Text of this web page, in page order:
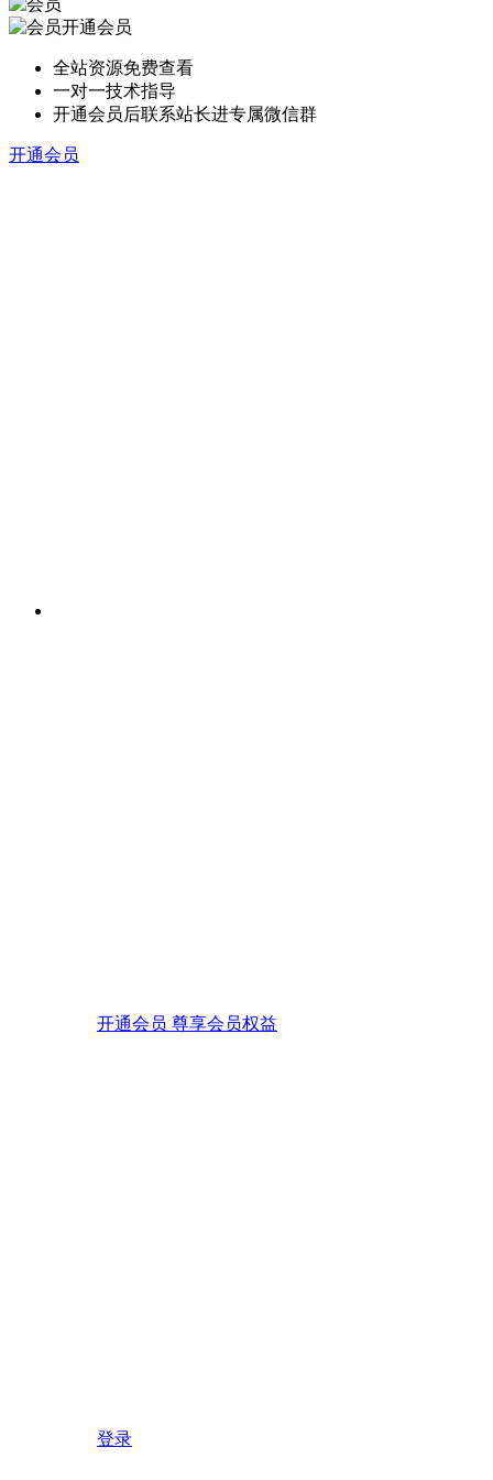
开通会员
全站资源免费查看
一对一技术指导
开通会员后联系站长进专属微信群
开通会员
开通会员 尊享会员权益
登录